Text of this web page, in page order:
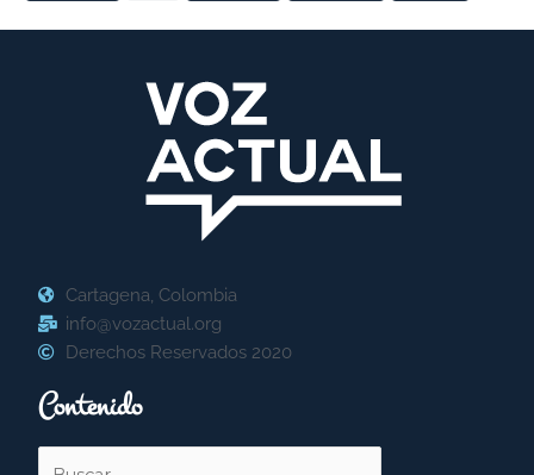
Cartagena, Colombia
info@vozactual.org
Derechos Reservados 2020
Contenido